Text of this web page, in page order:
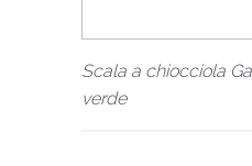
Scala a chiocciola
verde